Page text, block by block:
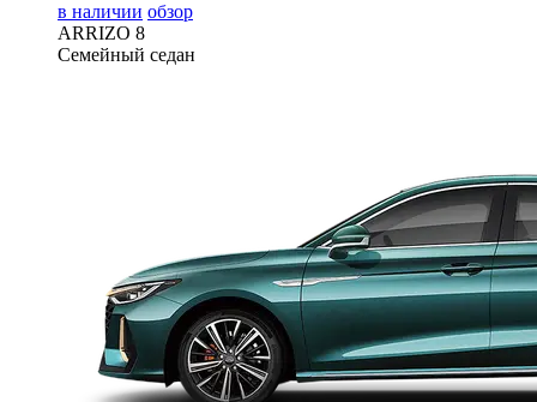
в наличии обзор
ARRIZO 8
Семейный седан